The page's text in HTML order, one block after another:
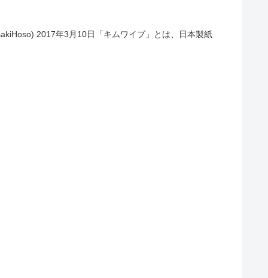
2017年3月10日「キムワイプ」とは、日本製紙